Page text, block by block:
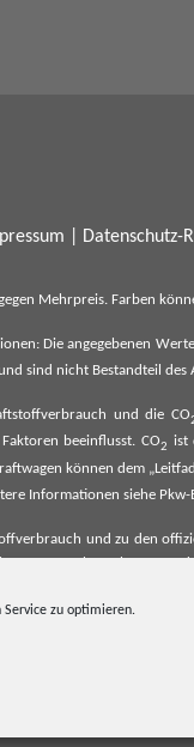
Service zu optimieren.
Datenschutz-
Mehrpreis. Farben
Die angegebenen
sind nicht Bestandteil
und die CO
beeinflusst. CO2
ist
können dem
Informationen siehe
und zu den
Stromverbrauch